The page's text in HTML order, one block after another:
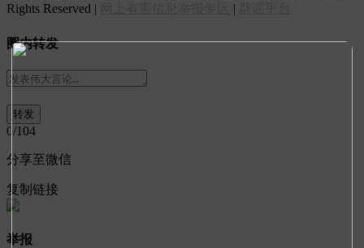
Rights Reserved |
|
圈内转发
0/104
分享至微信
复制链接
举报